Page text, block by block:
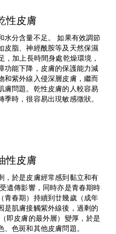
性皮膚
水分含量不足。 如果有效調節
皮脂、神經酰胺等及天然保濕
，加上長時間身處乾燥環境，
功能下降，皮膚的保護能力減
和紫外線入侵深層皮膚，繼而
膚問題。乾性皮膚的人較容易
時，很容易出現敏感徵狀。
性皮膚
，於是皮膚經常感到黏立和有
遺傳影響，同時亦是青春期時
青春期）持續到廿幾歲（成年
是肌膚接觸紫外線後，過剩的
即皮膚的最外層）變厚，於是
色斑和其他皮膚問題。